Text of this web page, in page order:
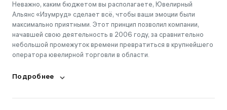
Неважно, каким бюджетом вы располагаете, Ювелирный
Альянс «Изумруд» сделает всё, чтобы ваши эмоции были
максимально приятными. Этот принцип позволил компании,
начавшей свою деятельность в 2006 году, за сравнительно
небольшой промежуток времени превратиться в крупнейшего
оператора ювелирной торговли в области.
Подробнее